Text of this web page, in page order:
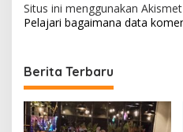
Situs ini menggunakan
Pelajari bagaimana data
Berita Terbaru